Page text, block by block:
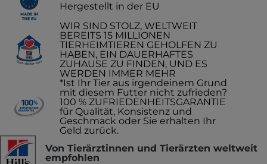
Hergestellt in der EU
WIR SIND STOLZ, WELTWEIT
BEREITS 15 MILLIONEN
TIERHEIMTIEREN GEHOLFEN ZU
HABEN, EIN DAUERHAFTES
ZUHAUSE ZU FINDEN, UND ES
WERDEN IMMER MEHR
*Ist Ihr Tier aus irgendeinem Grund
mit diesem Futter nicht zufrieden?
100 % ZUFRIEDENHEITSGARANTIE
für Qualität, Konsistenz und
Geschmack oder Sie erhalten Ihr
Geld zurück.
Von Tierärztinnen und Tierärzten weltweit
empfohlen